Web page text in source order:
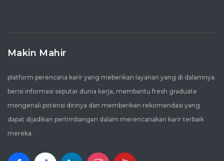
Makin Mahir
platform perencana karir yang meberikan layanan yang di dalamnya
berisi informasi seputar dunia kerja, membantu fresh graduate
mengenali potensi dirinya dan memberikan rekomendasi yang
dapat dijadikan pertimbangan dalam merencanakan karir terbaik
mereka.